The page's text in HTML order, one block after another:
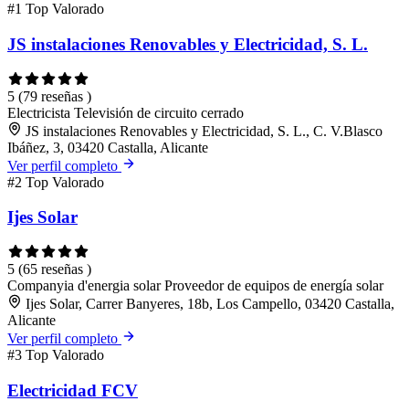
#1 Top Valorado
JS instalaciones Renovables y Electricidad, S. L.
5 (79 reseñas )
Electricista Televisión de circuito cerrado
JS instalaciones Renovables y Electricidad, S. L., C. V.Blasco
Ibáñez, 3, 03420 Castalla, Alicante
Ver perfil completo
#2 Top Valorado
Ijes Solar
5 (65 reseñas )
Companyia d'energia solarProveedor de equipos de energía solar
Ijes Solar, Carrer Banyeres, 18b, Los Campello, 03420 Castalla,
Alicante
Ver perfil completo
#3 Top Valorado
Electricidad FCV